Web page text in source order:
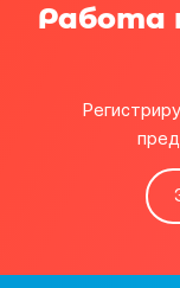
Работа